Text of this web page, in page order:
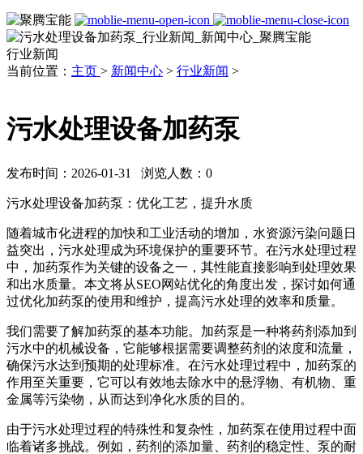
行业新闻
当前位置： 主页 > 新闻中心 > 行业新闻 >
污水处理设备加药泵
发布时间：2026-01-31 浏览人数： 0
污水处理设备加药泵：优化工艺，提升水质
随着城市化进程的加快和工业活动的增加，水资源污染问题日
益突出，污水处理成为环境保护的重要环节。在污水处理过程
中，加药泵作为关键的设备之一，其性能直接影响到处理效果
和出水质量。本文将从SEO网站优化的角度出发，探讨如何通
过优化加药泵的使用和维护，提高污水处理的效率和质量。
我们需要了解加药泵的基本功能。加药泵是一种将药剂添加到
污水中的机械设备，它能够根据需要调整药剂的浓度和流量，
确保污水达到预期的处理标准。在污水处理过程中，加药泵的
作用至关重要，它可以有效地去除水中的悬浮物、有机物、重
金属等污染物，从而达到净化水质的目的。
由于污水处理过程的特殊性和复杂性，加药泵在使用过程中面
临着诸多挑战。例如，药剂的添加量、药剂的稳定性、泵的耐